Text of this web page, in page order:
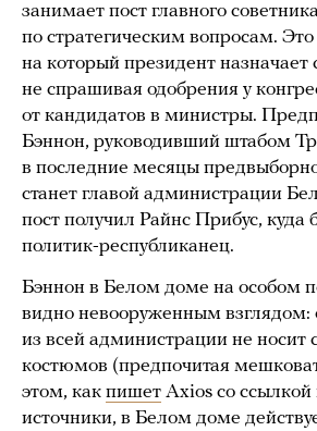
занимает пост главного советника
по стратегическим вопросам.
на который президент назначает
не спрашивая одобрения у
от кандидатов в министры.
Бэннон, руководивший штабом
в последние месяцы
станет главой администрации
пост получил Райнс Прибус, куда
политик-республиканец.
Бэннон в Белом доме на особом
видно невооруженным взглядом:
из всей администрации не носит
костюмов (предпочитая
этом, как пишет Axios со ссылкой
источники, в Белом доме